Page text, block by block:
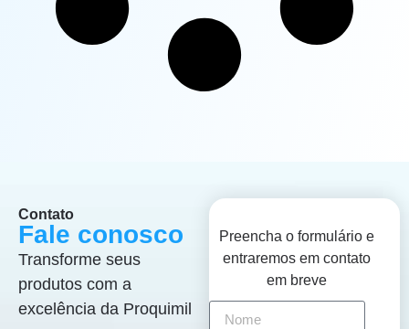
Contato
Fale conosco
Transforme seus
produtos com a
excelência da Proquimil
Preencha o formulário e
entraremos em contato
em breve